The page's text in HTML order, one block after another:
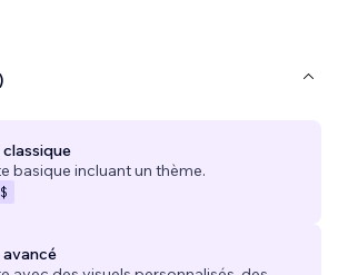
basique incluant un thème.
avancé